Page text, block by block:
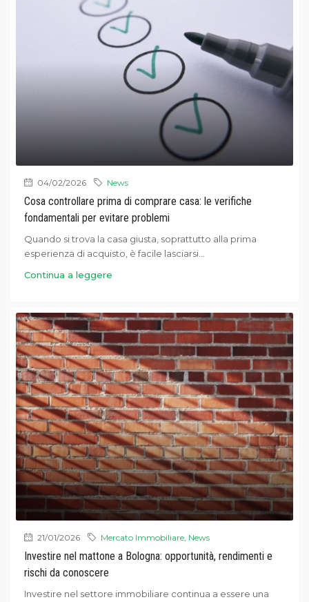
04/02/2026 News
Cosa controllare prima di comprare casa: le verifiche
fondamentali per evitare problemi
Quando si trova la casa giusta, soprattutto alla prima
esperienza di acquisto, è facile lasciarsi...
Continua a leggere
21/01/2026 Mercato Immobiliare, News
Investire nel mattone a Bologna: opportunità, rendimenti e
rischi da conoscere
Investire nel settore immobiliare continua a essere una